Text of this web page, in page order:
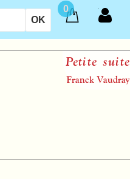
0
Petite suite
Franck Vaudray